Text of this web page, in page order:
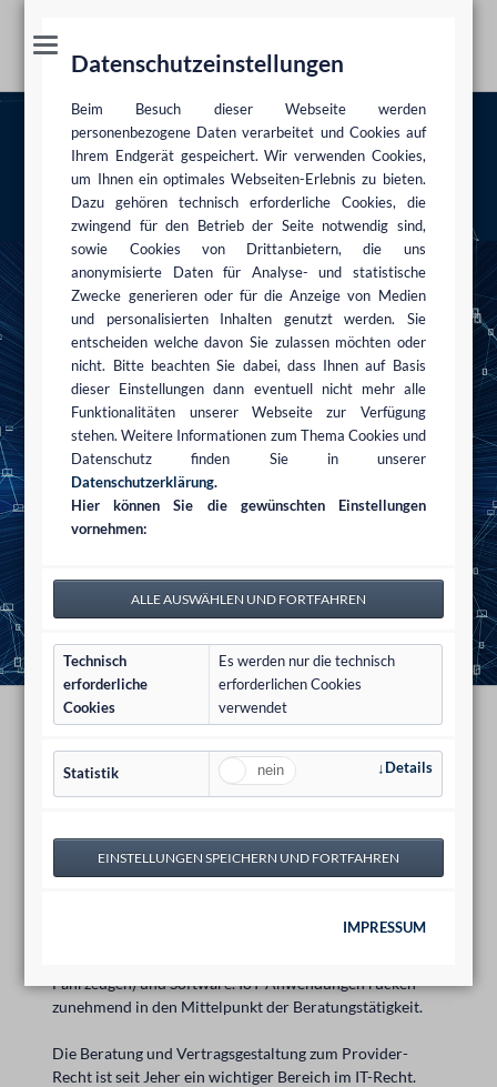
Datenschutzeinstellungen
Beim Besuch dieser Webseite werden
personenbezogene Daten verarbeitet und Cookies auf
Ihrem Endgerät gespeichert. Wir verwenden Cookies,
um Ihnen ein optimales Webseiten-Erlebnis zu bieten.
Dazu gehören technisch erforderliche Cookies, die
zwingend für den Betrieb der Seite notwendig sind,
sowie Cookies von Drittanbietern, die uns
anonymisierte Daten für Analyse- und statistische
Zwecke generieren oder für die Anzeige von Medien
und personalisierten Inhalten genutzt werden. Sie
entscheiden welche davon Sie zulassen möchten oder
nicht. Bitte beachten Sie dabei, dass Ihnen auf Basis
dieser Einstellungen dann eventuell nicht mehr alle
Funktionalitäten unserer Webseite zur Verfügung
stehen. Weitere Informationen zum Thema Cookies und
Datenschutz finden Sie in unserer
Datenschutzerklärung.
Hier können Sie die gewünschten Einstellungen
vornehmen:
Technisch
erforderliche
Cookies
Es werden nur die technisch
erforderlichen Cookies
verwendet
Statistik Details
IMPRESSUM
Cloud Computing
Beratungsschwerpunkte IT-Recht · Informationstechnologierecht
Computing
Cloud Computing
Bei Cloud Computing und SaaS loten wir die
Fragen der Haftung, des Datenschutzes, Urheberschutzes
und der IT-Sicherheit sind dabei typische
(M2M beim automatisierten Informationsaustausch
Fahrzeugen) und Software. IoT-Anwendungen rücken
zunehmend in den Mittelpunkt der Beratungstätigkeit.
Die Beratung und Vertragsgestaltung zum Provider-
Recht ist seit Jeher ein wichtiger Bereich im IT-Recht.